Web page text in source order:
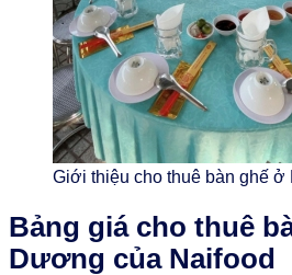
Giới thiệu cho thuê bàn ghế
Bảng giá cho thuê
Dương của Naifood